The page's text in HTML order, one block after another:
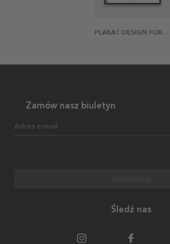
PLAKAT DESIGN FOR LEATHER AND NETSUKE
Zamów nasz biuletyn
Adres e-mail
Śledź nas